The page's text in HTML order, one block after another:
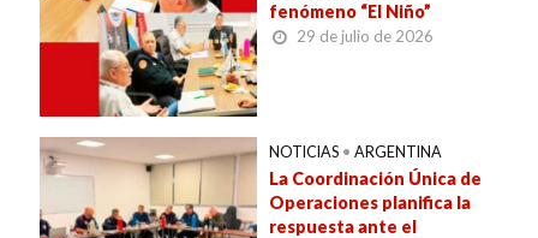
fenómeno “El Niño”
29 de julio de 2026
NOTICIAS • ARGENTINA
La Coordinación Única de
Operaciones planifica la
respuesta ante el